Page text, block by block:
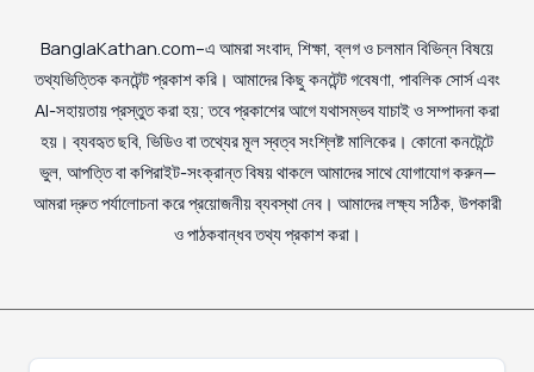
BanglaKathan.com–এ আমরা সংবাদ, শিক্ষা, ব্লগ ও চলমান বিভিন্ন বিষয়ে
তথ্যভিত্তিক কনটেন্ট প্রকাশ করি। আমাদের কিছু কনটেন্ট গবেষণা, পাবলিক সোর্স এবং
AI-সহায়তায় প্রস্তুত করা হয়; তবে প্রকাশের আগে যথাসম্ভব যাচাই ও সম্পাদনা করা
হয়। ব্যবহৃত ছবি, ভিডিও বা তথ্যের মূল স্বত্ব সংশ্লিষ্ট মালিকের। কোনো কনটেন্টে
ভুল, আপত্তি বা কপিরাইট-সংক্রান্ত বিষয় থাকলে আমাদের সাথে যোগাযোগ করুন—
আমরা দ্রুত পর্যালোচনা করে প্রয়োজনীয় ব্যবস্থা নেব। আমাদের লক্ষ্য সঠিক, উপকারী
ও পাঠকবান্ধব তথ্য প্রকাশ করা।